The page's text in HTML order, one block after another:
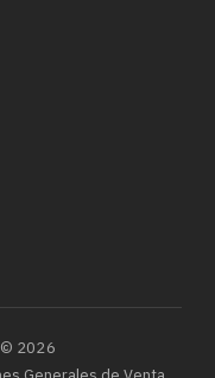
© 2026